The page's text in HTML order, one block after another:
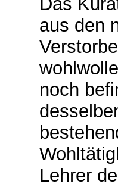
aus den
noch
Lehrer